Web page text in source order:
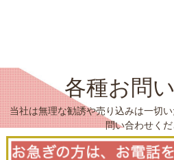
各種お問
当社は無理な勧誘や売り込みは一切
問い合わせく